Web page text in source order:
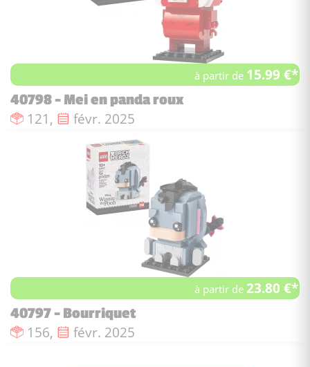
à partir de 15.99 €*
40798 - Mei en panda roux
Nombre de pièces :
121, Date de sortie :
févr. 2025
à partir de23.80 €*
40797 - Bourriquet
Nombre de pièces :
156, Date de sortie :
févr. 2025